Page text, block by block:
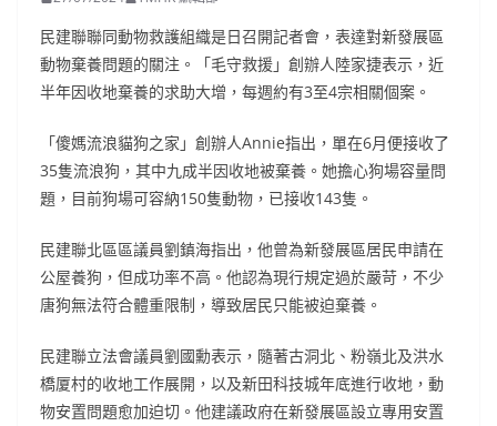
民建聯聯同動物救護組織是日召開記者會，表達對新發展區
動物棄養問題的關注。「毛守救援」創辦人陸家捷表示，近
半年因收地棄養的求助大增，每週約有3至4宗相關個案。
「傻媽流浪貓狗之家」創辦人Annie指出，單在6月便接收了
35隻流浪狗，其中九成半因收地被棄養。她擔心狗場容量問
題，目前狗場可容納150隻動物，已接收143隻。
民建聯北區區議員劉鎮海指出，他曾為新發展區居民申請在
公屋養狗，但成功率不高。他認為現行規定過於嚴苛，不少
唐狗無法符合體重限制，導致居民只能被迫棄養。
民建聯立法會議員劉國勳表示，隨著古洞北、粉嶺北及洪水
橋厦村的收地工作展開，以及新田科技城年底進行收地，動
物安置問題愈加迫切。他建議政府在新發展區設立專用安置